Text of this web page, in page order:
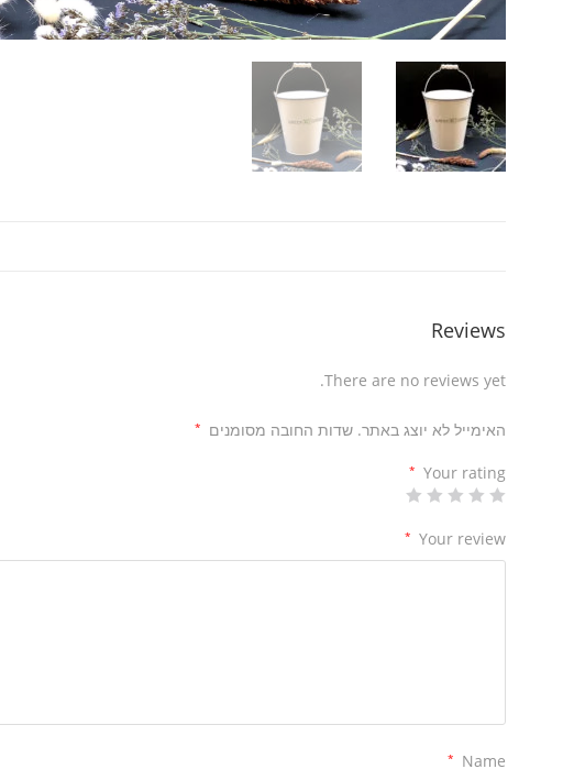
Reviews
There are no reviews yet.
האימייל לא יוצג באתר. שדות החובה מסומנים *
Your rating
*
Your review
*
Name
*